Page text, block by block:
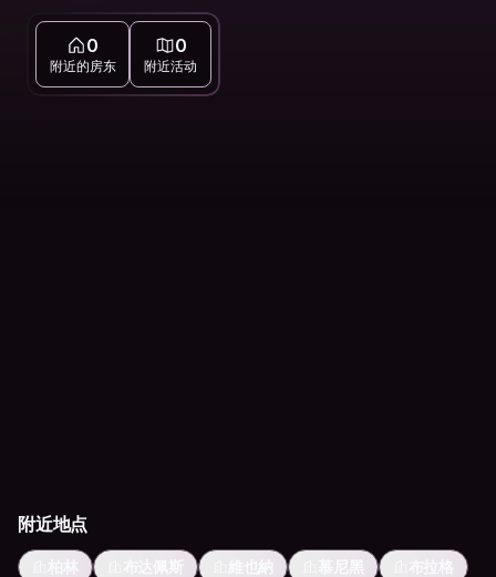
0
附近的房东
0
附近活动
附近地点
柏林 布达佩斯 維也納 慕尼黑 布拉格